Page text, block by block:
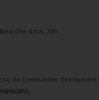
4 mai, 20h.
de commander
PGHSO8VL.